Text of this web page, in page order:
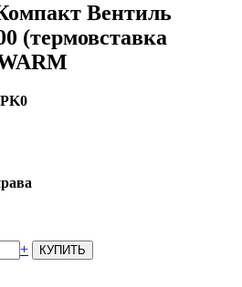
Вентиль
(термовставка
+